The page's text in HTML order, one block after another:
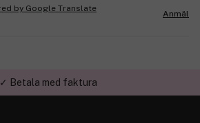
Anmäl
✓ Betala med faktura